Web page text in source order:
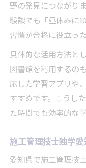
野の発見につながり
験談でも「昼休みに
習慣が合格に役立っ
具体的な活用方法と
図書館を利用するの
応した学習アプリや
すすめです。こうし
た時間でも効率的な
施工管理技士独学
愛知県で施工管理技